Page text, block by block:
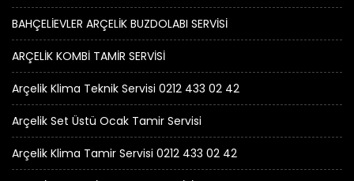
BAHÇELİEVLER ARÇELİK BUZDOLABI SERVİSİ
ARÇELİK KOMBİ TAMİR SERVİSİ
Arçelik Klima Teknik Servisi 0212 433 02 42
Arçelik Set Üstü Ocak Tamir Servisi
Arçelik Klima Tamir Servisi 0212 433 02 42